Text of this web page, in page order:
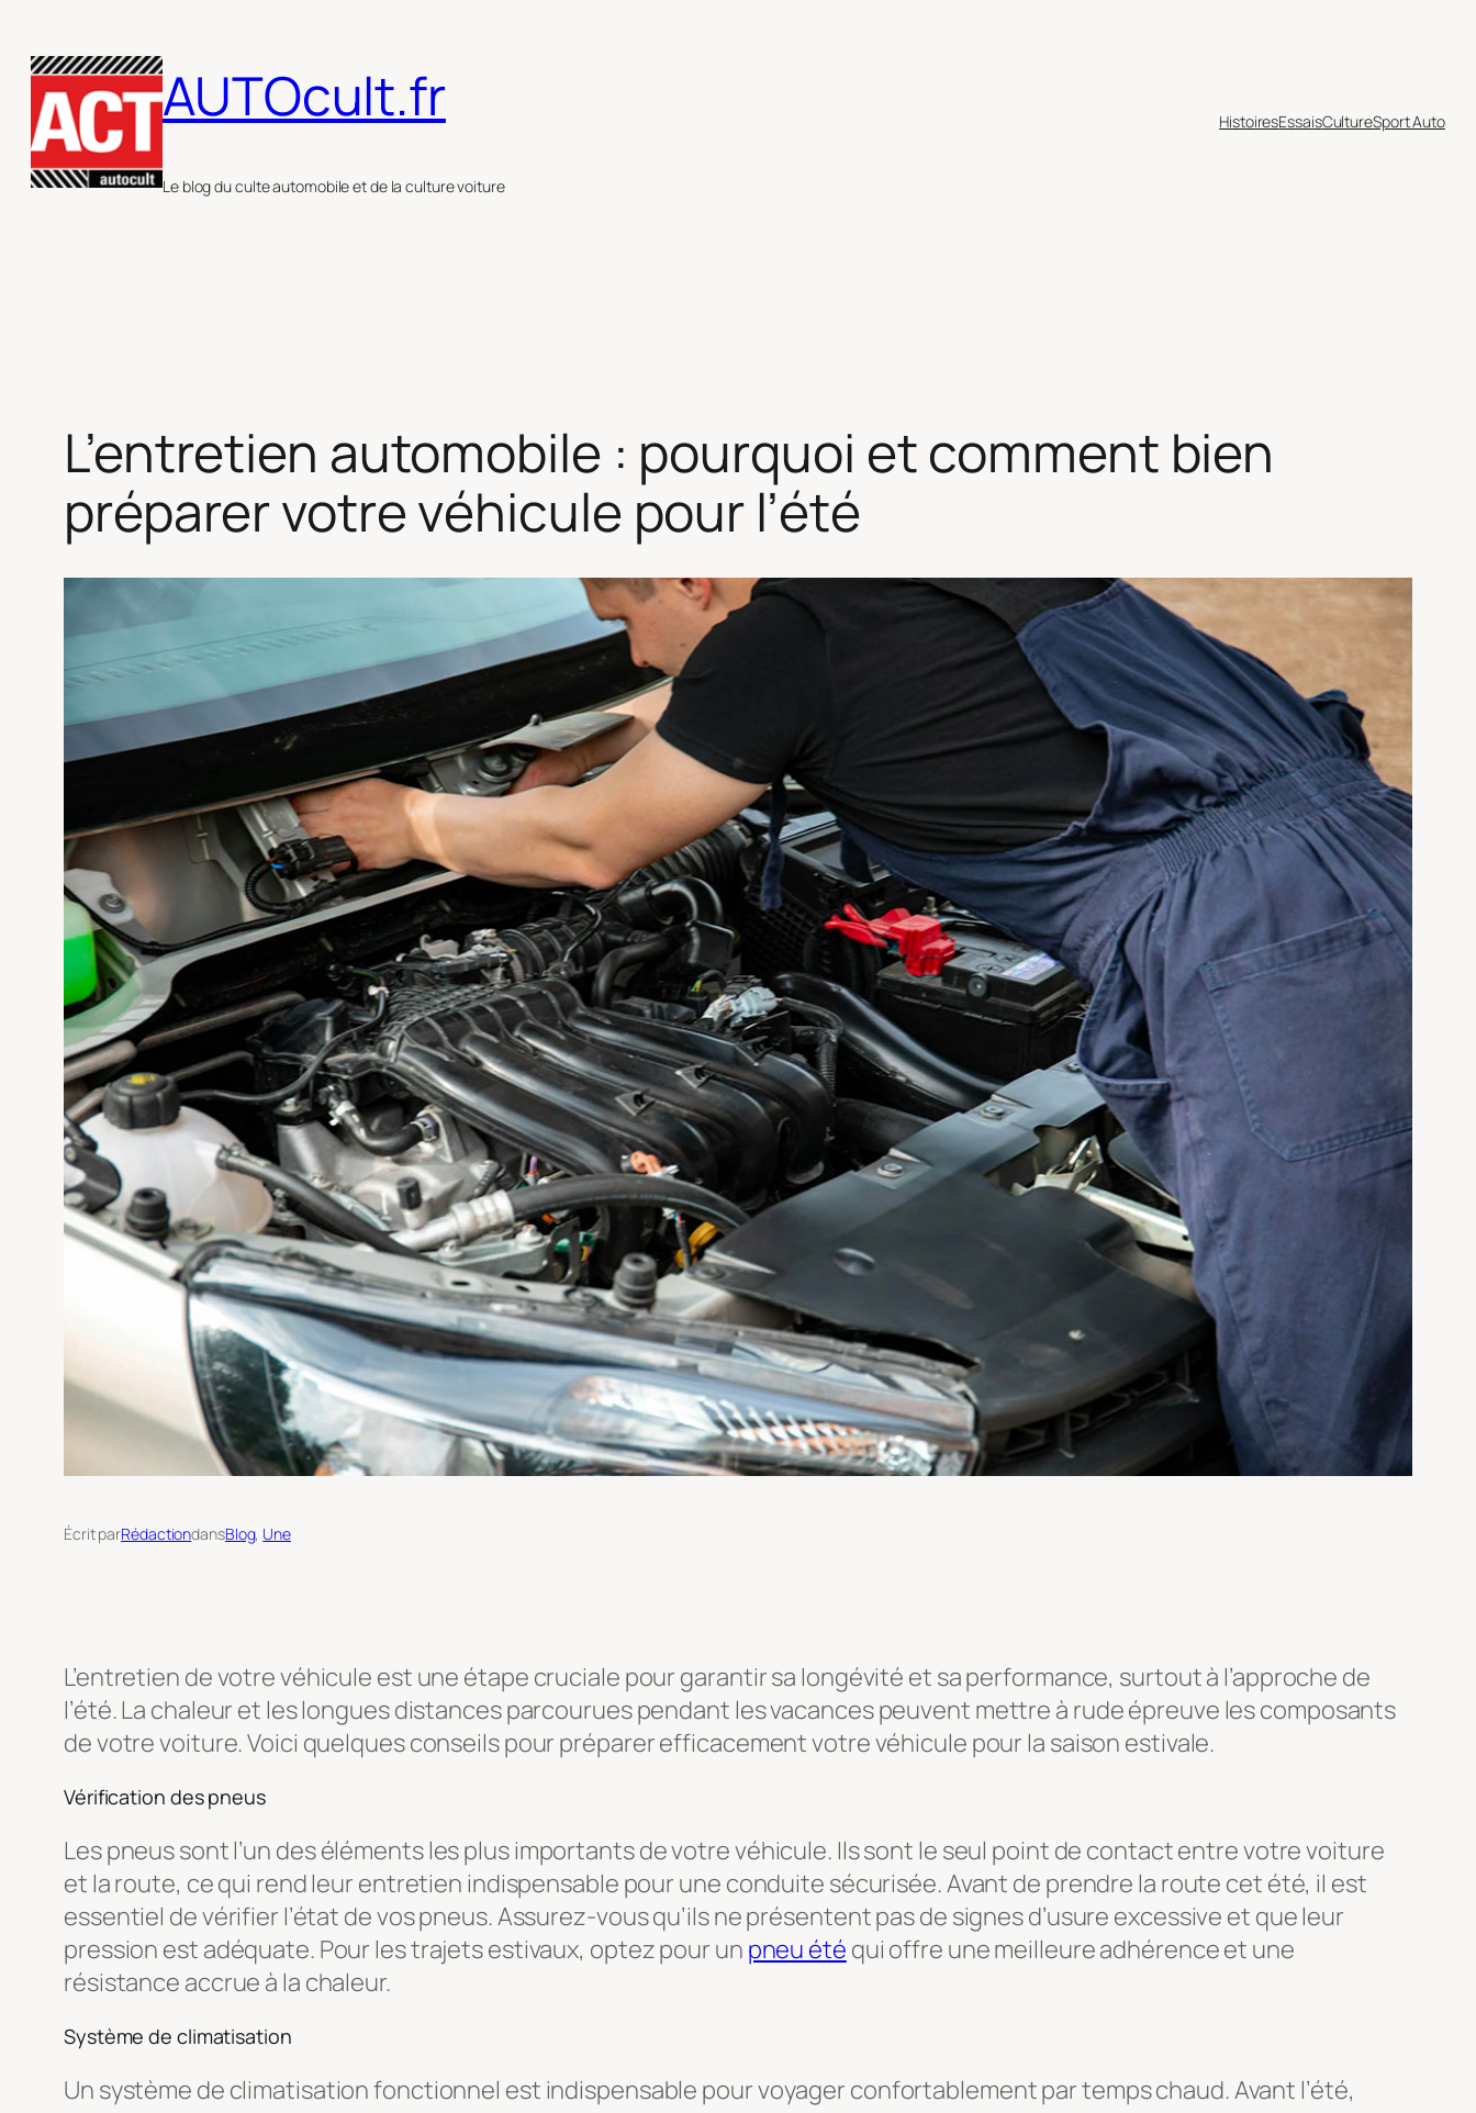
au
contenu
AUTOcult.fr
Le blog du culte automobile et de la culture voiture
HistoiresEssaisCultureSport Auto
L’entretien automobile : pourquoi et comment bien
préparer votre véhicule pour l’été
Écrit parRédactiondansBlog, Une
L’entretien de votre véhicule est une étape cruciale pour garantir sa longévité et sa performance, surtout à l’approche de
l’été. La chaleur et les longues distances parcourues pendant les vacances peuvent mettre à rude épreuve les composants
de votre voiture. Voici quelques conseils pour préparer efficacement votre véhicule pour la saison estivale.
Vérification des pneus
Les pneus sont l’un des éléments les plus importants de votre véhicule. Ils sont le seul point de contact entre votre voiture
et la route, ce qui rend leur entretien indispensable pour une conduite sécurisée. Avant de prendre la route cet été, il est
essentiel de vérifier l’état de vos pneus. Assurez-vous qu’ils ne présentent pas de signes d’usure excessive et que leur
pression est adéquate. Pour les trajets estivaux, optez pour un pneu été qui offre une meilleure adhérence et une
résistance accrue à la chaleur.
Système de climatisation
Un système de climatisation fonctionnel est indispensable pour voyager confortablement par temps chaud. Avant l’été,